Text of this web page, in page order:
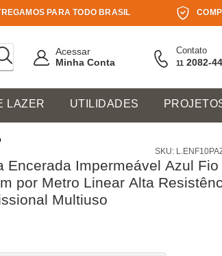
PARA TODO BRASIL
Acessar
Minha Conta
Contato
11 2082-
LAZER UTILIDADES
SKU:
Encerada Impermeável Azul Fio
por Metro Linear Alta
Multiuso